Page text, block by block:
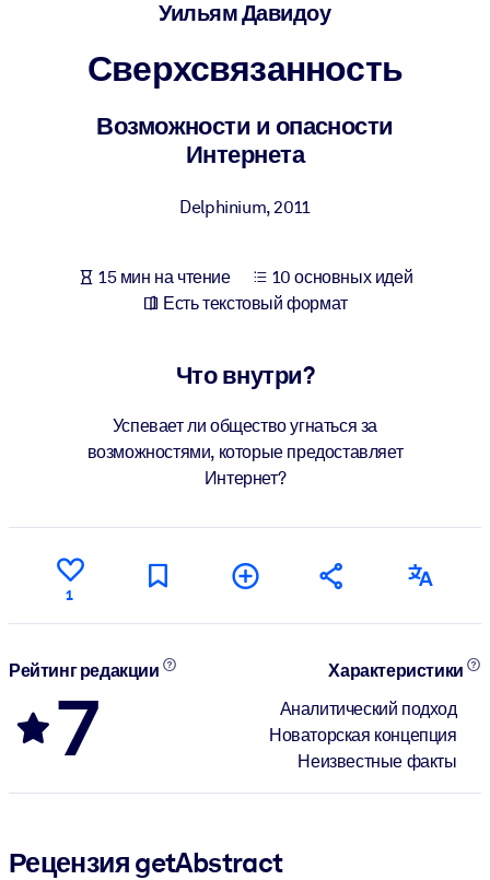
ПО СИСТЕМАМ
Интегрируйте краткие проверенные знания в вашу LMS/LXP для
лучших результатов обучения.
Для корпоративных библиотек
Для ИИ-систем
Уильям Давидоу
Сверхсвязанность
Возможности и опасности
Интернета
Delphinium,2011
15 мин на чтение
10 основных идей
Есть текстовый формат
Что внутри?
Успевает ли общество угнаться за
возможностями, которые предоставляет
Интернет?
1
Рейтинг редакции
7
Характеристики
Аналитический подход
Новаторская концепция
Неизвестные факты
Рецензия getAbstract